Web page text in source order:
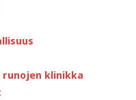
klinikka